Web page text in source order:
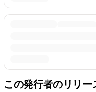
この発行者のリリー